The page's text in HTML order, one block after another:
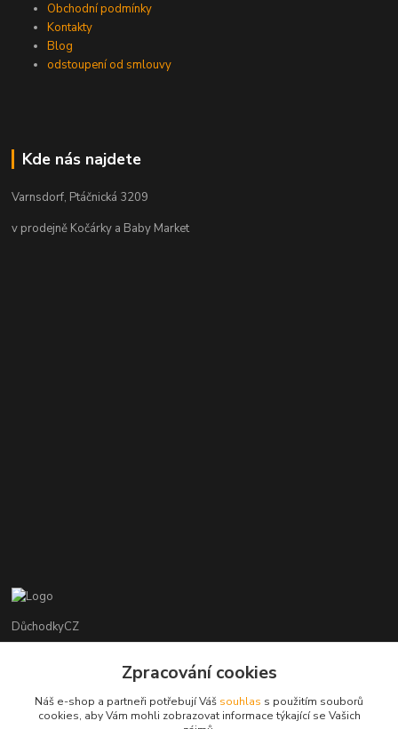
Obchodní podmínky
Kontakty
Blog
odstoupení od smlouvy
Kde nás najdete
Varnsdorf, Ptáčnická 3209
v prodejně Kočárky a Baby Market
DůchodkyCZ
+420 412384749
objednavky@duchodky.cz
Zpracování cookies
Náš e-shop a partneři potřebují Váš souhlas s použitím souborů
cookies, aby Vám mohli zobrazovat informace týkající se Vašich